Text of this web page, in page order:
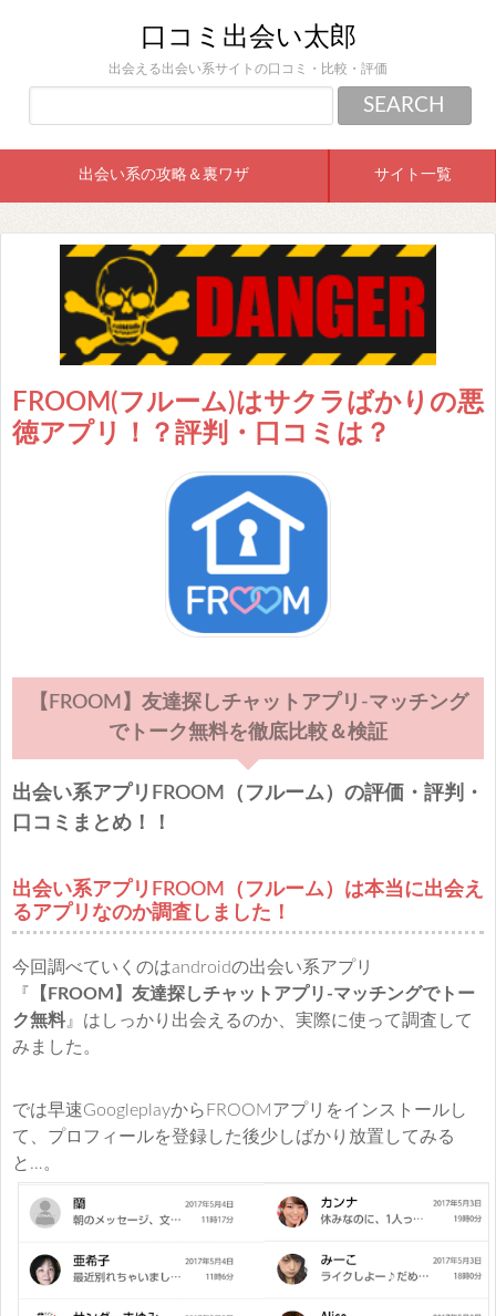
口コミ出会い太郎
出会える出会い系サイトの口コミ・比較・評価
出会い系の攻略＆裏ワザ サイト一覧
FROOM(フルーム)はサクラばかりの悪
徳アプリ！？評判・口コミは？
【FROOM】友達探しチャットアプリ-マッチング
でトーク無料を徹底比較＆検証
出会い系アプリFROOM（フルーム）の評価・評判・
口コミまとめ！！
出会い系アプリFROOM（フルーム）は本当に出会え
るアプリなのか調査しました！
今回調べていくのはandroidの出会い系アプリ
『
【FROOM】友達探しチャットアプリ-マッチングでトー
ク無料』はしっかり出会えるのか、実際に使って調査して
みました。
では早速GoogleplayからFROOMアプリをインストールし
て、プロフィールを登録した後少しばかり放置してみる
と…。